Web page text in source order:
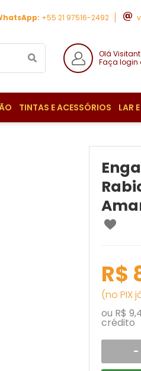
+55 21 97516-2492
Olá
Faça login
TINTAS E ACESSÓRIOS LAR
R$
(no PIX
ou R$
crédito
-